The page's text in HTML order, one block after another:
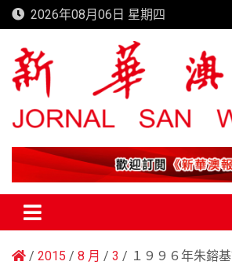
Skip
to
content
2026年08月06日 星期四
新華澳報
2015 8 月 3 １９９６年朱鎔